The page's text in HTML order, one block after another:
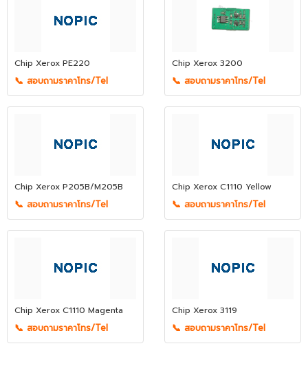
Chip Xerox PE220
📞 สอบถามราคาโทร/Tel
Chip Xerox 3200
📞 สอบถามราคาโทร/Tel
Chip Xerox P205B/M205B
📞 สอบถามราคาโทร/Tel
Chip Xerox C1110 Yellow
📞 สอบถามราคาโทร/Tel
Chip Xerox C1110 Magenta
📞 สอบถามราคาโทร/Tel
Chip Xerox 3119
📞 สอบถามราคาโทร/Tel